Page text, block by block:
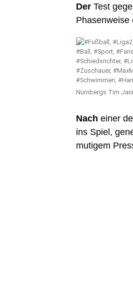
Der Test
Phasenweise
Nürnbergs Tim
Nach einer
ins Spiel,
mutigem